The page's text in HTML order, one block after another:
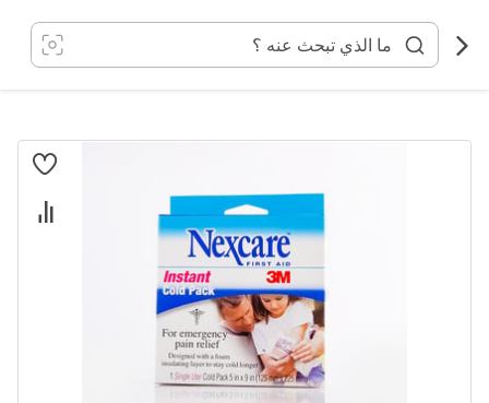
المحتوى
انتقل